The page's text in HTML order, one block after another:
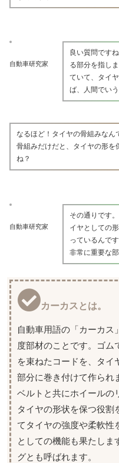
自動車研究家
良い質問です
る部分を指し
ていて、タイ
ば、人間でい
なるほど！タイヤの骨組みなん
骨組みだけだと、タイヤの形を
ね？
自動車研究家
その通りです
イヤとしての
っているんで
非常に重要な
カーカスとは。
自動車用語の「カーカス
度部材のことです。ゴム
を束ねたコードを、タイ
部分に巻き付けて作られ
ベルトと共にホイールの
タイヤの形状を保つ役割
てタイヤの強度や柔軟性
としての機能も果たしま
グとも呼ばれます。